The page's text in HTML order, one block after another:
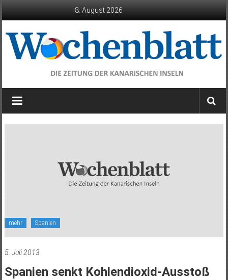
8. August 2026
Wochenblatt
die
mehr Spanien
5. Juli 2013
Spanien senkt Kohlendioxid-Ausstoß